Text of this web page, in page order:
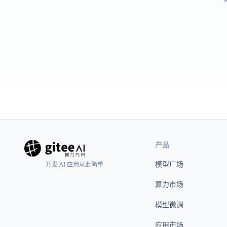
开发 AI 应用从此简单
产品
模型广场
算力市场
模型微调
应用市场